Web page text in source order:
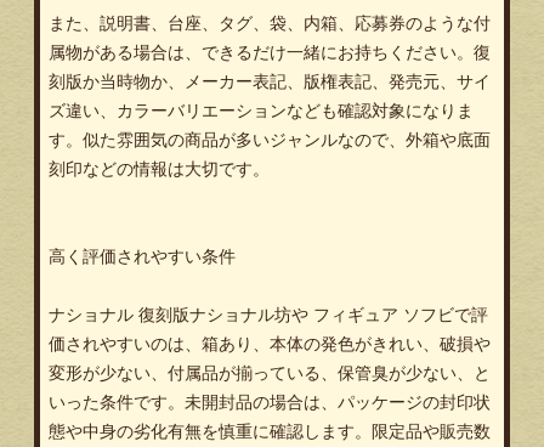
また、説明書、台座、タグ、袋、内箱、応募券のような付
属物がある場合は、できるだけ一緒にお持ちください。復
刻版か当時物か、メーカー表記、版権表記、発売元、サイ
ズ違い、カラーバリエーションなども確認対象になりま
す。似た雰囲気の商品が多いジャンルなので、外箱や底面
刻印などの情報は大切です。
高く評価されやすい条件
ナショナル 復刻版ナショナル坊や フィギュア ソフビで評
価されやすいのは、箱あり、本体の発色がきれい、破損や
変形が少ない、付属品が揃っている、保管臭が少ない、と
いった条件です。未開封品の場合は、パッケージの封印状
態や中身の劣化有無を慎重に確認します。限定品や販売数